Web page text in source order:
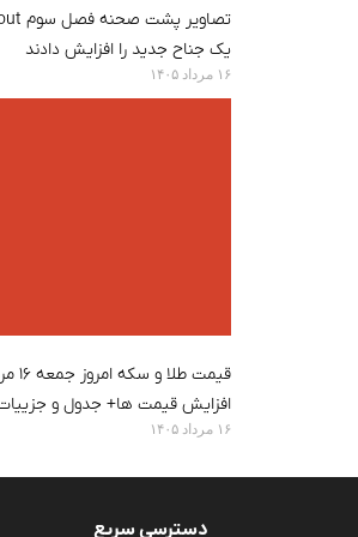
یک جناح جدید را افزایش دادند
۱۶ مرداد ۱۴۰۵
افزایش قیمت ها+ جدول و
۱۶ مرداد ۱۴۰۵
دسترسی سریع